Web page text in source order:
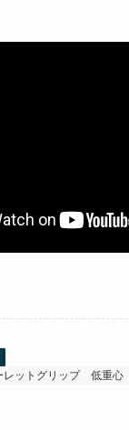
レットグリップ 低重心